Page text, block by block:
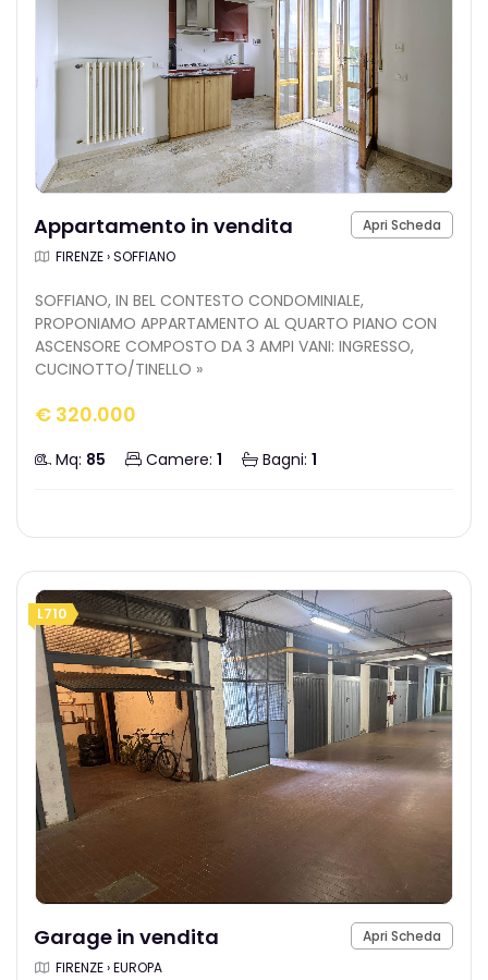
Apri Scheda
Appartamento in vendita
FIRENZE › SOFFIANO
SOFFIANO, IN BEL CONTESTO CONDOMINIALE,
PROPONIAMO APPARTAMENTO AL QUARTO PIANO CON
ASCENSORE COMPOSTO DA 3 AMPI VANI: INGRESSO,
CUCINOTTO/TINELLO »
€ 320.000
Mq: 85 Camere: 1 Bagni: 1
L710
Apri Scheda
Garage in vendita
FIRENZE › EUROPA